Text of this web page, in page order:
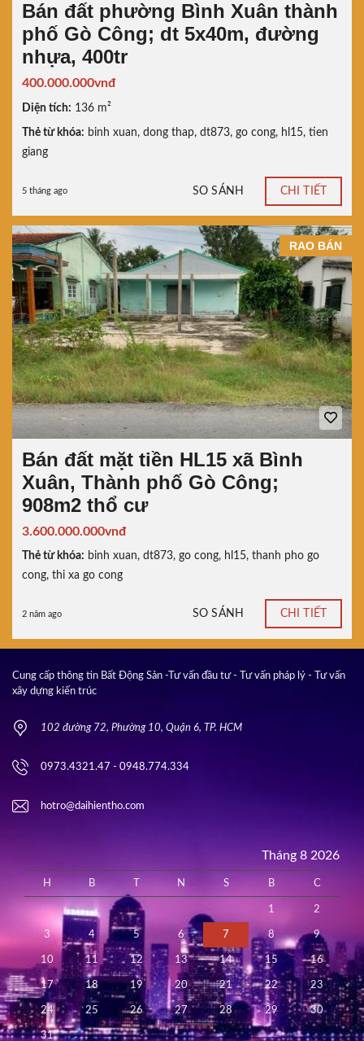
Bán đất phường Bình Xuân thành
phố Gò Công; dt 5x40m, đường
nhựa, 400tr
400.000.000vnđ
Diện tích: 136 m²
Thẻ từ khóa: binh xuan, dong thap, dt873, go cong, hl15, tien
giang
5 tháng ago SO SÁNH CHI TIẾT
RAO BÁN
Bán đất mặt tiền HL15 xã Bình
Xuân, Thành phố Gò Công;
908m2 thổ cư
3.600.000.000vnđ
Thẻ từ khóa: binh xuan, dt873, go cong, hl15, thanh pho go
cong, thi xa go cong
2 năm ago SO SÁNH CHI TIẾT
Cung cấp thông tin Bất Động Sản -Tư vấn đầu tư - Tư vấn pháp lý - Tư vấn
xây dựng kiến trúc
102 đường 72, Phường 10, Quận 6, TP. HCM
0973.4321.47 - 0948.774.334
hotro@daihientho.com
Tháng 8 2026
H B N S B C
1 2
3 4 5 6 7 8 9
10 11 12 13 14 15 16
17 18 19 20 21 22 23
24 25 26 27 28 29 30
31